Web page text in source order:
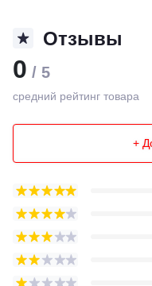
Отзывы
0 / 5
средний рейтинг товара
+